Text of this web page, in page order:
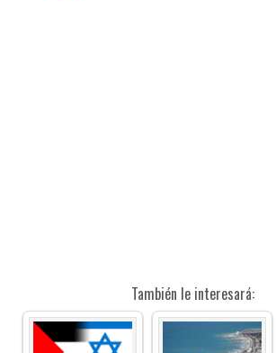
También le interesará: